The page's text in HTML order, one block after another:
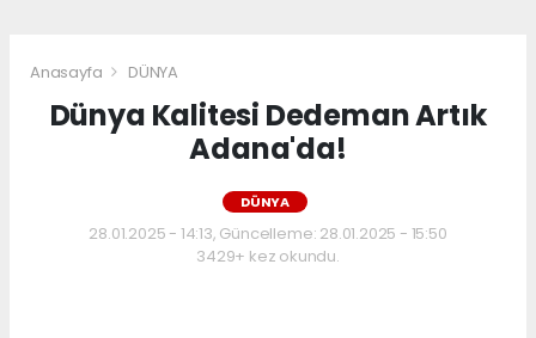
Anasayfa DÜNYA
Dünya Kalitesi Dedeman Artık
Adana'da!
DÜNYA
28.01.2025 - 14:13, Güncelleme: 28.01.2025 - 15:50
3429+ kez okundu.